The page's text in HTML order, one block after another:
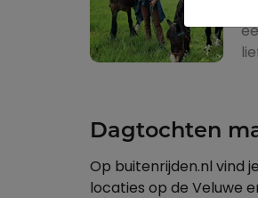
Dagtochten
Op buitenrijden.nl vind
locaties op de Veluwe